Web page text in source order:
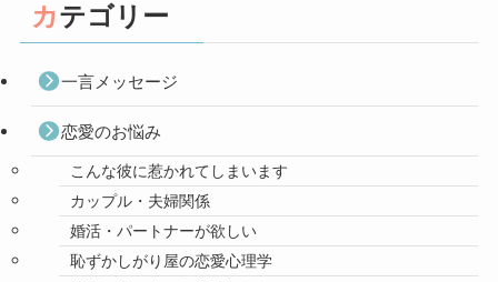
カテゴリー
一言メッセージ
恋愛のお悩み
こんな彼に惹かれてしまいます
カップル・夫婦関係
婚活・パートナーが欲しい
恥ずかしがり屋の恋愛心理学